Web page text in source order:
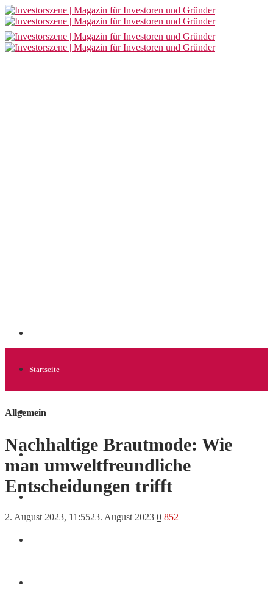
Startseite
Allgemein
Allgemein
Nachhaltige Brautmode: Wie
man umweltfreundliche
Entscheidungen trifft
2. August 2023, 11:5523. August 2023 0 852